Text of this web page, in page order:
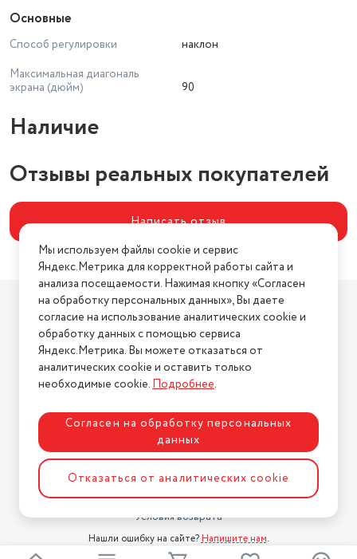
Основные
Способ регулировки
наклон
Максимальная диагональ
экрана (дюйм)
90
Наличие
Отзывы реальных покупателей
Написать отзыв
Компания
О компании
Магазины
Бренды
Блог
Информация
Условия оплаты
Условия доставки
Условия возврата
Нашли ошибку на сайте? Напишите нам.
Мы используем файлы cookie и сервис
Яндекс.Метрика для корректной работы сайта и
анализа посещаемости. Нажимая кнопку «Согласен
на обработку персональных данных», Вы даете
согласие на использование аналитических cookie и
обработку данных с помощью сервиса
Яндекс.Метрика. Вы можете отказаться от
аналитических cookie и оставить только
необходимые cookie.Подробнее.
Согласен на обработку персональных
данных
Отказаться от аналитических cookie